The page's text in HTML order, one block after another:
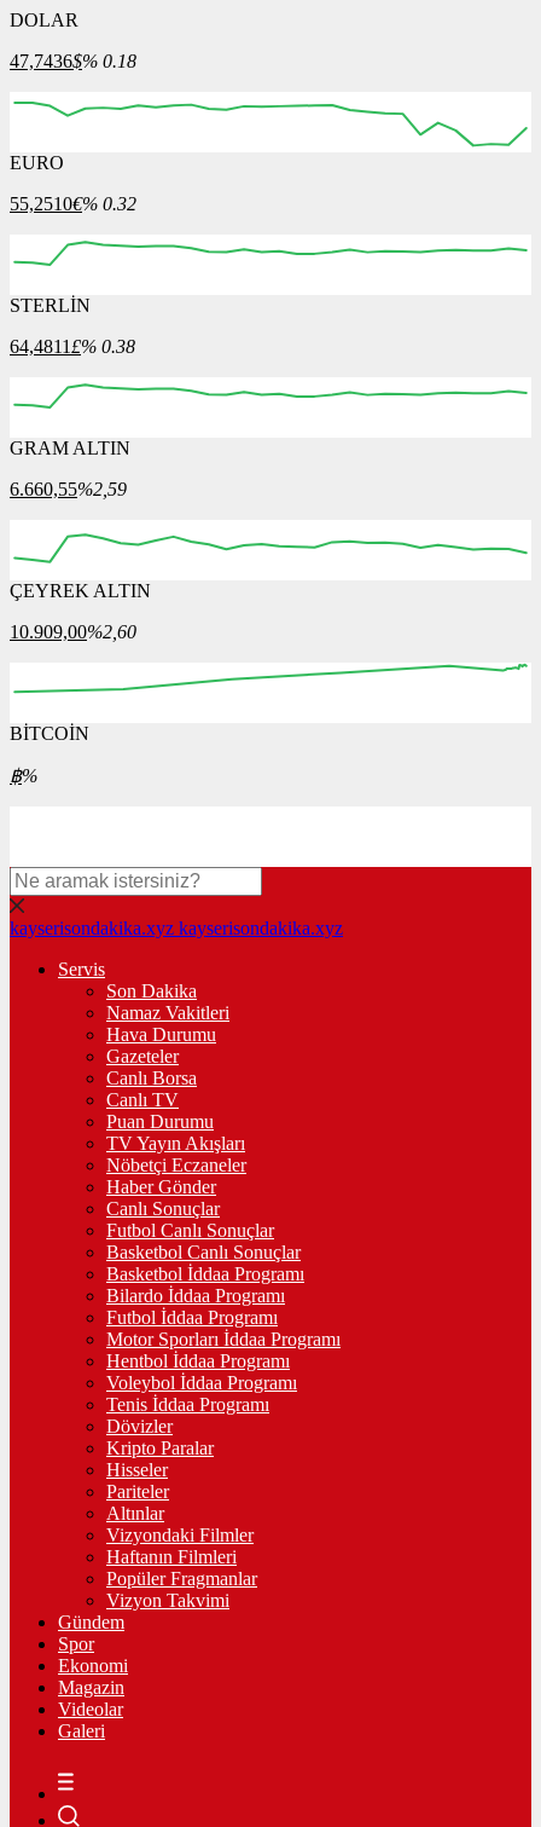
DOLAR
47,7436$% 0.18
12:00
EURO
55,2510€% 0.32
12:00
STERLİN
64,4811£% 0.38
12:00 13:00
GRAM ALTIN
6.660,55%2,59
12:00 13:00
ÇEYREK ALTIN
10.909,00%2,60
00:00
BİTCOİN
฿%
kayserisondakika.xyz kayserisondakika.xyz
Servis
Son Dakika
Namaz Vakitleri
Hava Durumu
Gazeteler
Canlı Borsa
Canlı TV
Puan Durumu
TV Yayın Akışları
Nöbetçi Eczaneler
Haber Gönder
Canlı Sonuçlar
Futbol Canlı Sonuçlar
Basketbol Canlı Sonuçlar
Basketbol İddaa Programı
Bilardo İddaa Programı
Futbol İddaa Programı
Motor Sporları İddaa Programı
Hentbol İddaa Programı
Voleybol İddaa Programı
Tenis İddaa Programı
Dövizler
Kripto Paralar
Hisseler
Pariteler
Altınlar
Vizyondaki Filmler
Haftanın Filmleri
Popüler Fragmanlar
Vizyon Takvimi
Gündem
Spor
Ekonomi
Magazin
Videolar
Galeri